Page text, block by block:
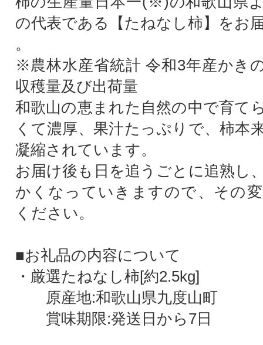
の代表である【たねなし柿】をお
。
※農林水産省統計 令和3年産かき
収穫量及び出荷量
和歌山の恵まれた自然の中で育て
くて濃厚、果汁たっぷりで、柿本
凝縮されています。
お届け後も日を追うごとに追熟し
かくなっていきますので、その
ください。
■お礼品の内容について
・厳選たねなし柿[約2.5kg]
原産地:和歌山県九度山町
賞味期限:発送日から7日